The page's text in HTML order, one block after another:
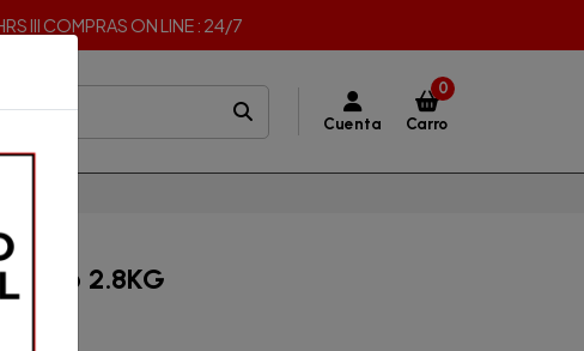
III COMPRAS ON LINE : 24/7
Cuenta
0
Carro
2.8KG